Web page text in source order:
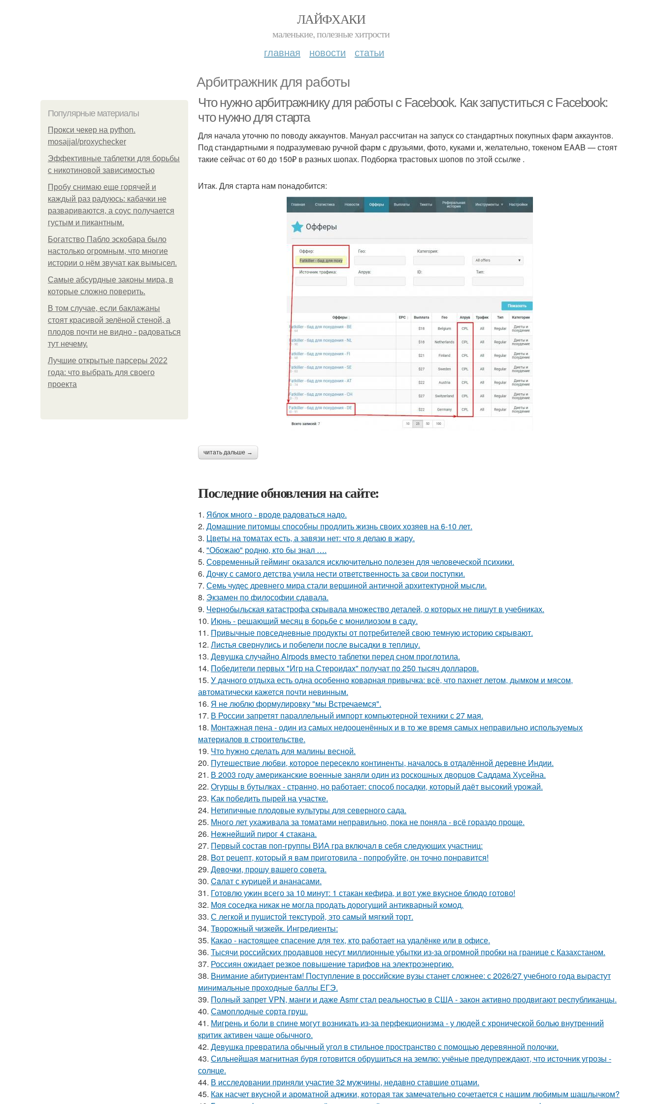
ЛАЙФХАКИ
маленькие, полезные хитрости
главная новости статьи
Арбитражник для работы
Популярные материалы
Прокси чекер на python.
mosajjal/proxychecker
Эффективные таблетки для борьбы
с никотиновой зависимостью
Пробу снимаю еще горячей и
каждый раз радуюсь: кабачки не
развариваются, а соус получается
густым и пикантным.
Богатство Пабло эскобара было
настолько огромным, что многие
истории о нём звучат как вымысел.
Самые абсурдные законы мира, в
которые сложно поверить.
В том случае, если баклажаны
стоят красивой зелёной стеной, а
плодов почти не видно - радоваться
тут нечему.
Лучшие открытые парсеры 2022
года: что выбрать для своего
проекта
Что нужно арбитражнику для работы с Facebook. Как запуститься с Facebook:
что нужно для старта
Для начала уточню по поводу аккаунтов. Мануал рассчитан на запуск со стандартных покупных фарм аккаунтов.
Под стандартными я подразумеваю ручной фарм с друзьями, фото, куками и, желательно, токеном EAAB — стоят
такие сейчас от 60 до 150₽ в разных шопах. Подборка трастовых шопов по этой ссылке .
Итак. Для старта нам понадобится:
читать дальше →
Последние обновления на сайте:
1. Яблок много - вроде радоваться надо.
2. Домашние питомцы способны продлить жизнь своих хозяев на 6-10 лет.
3. Цветы на томатах есть, а завязи нет: что я делаю в жару.
4. "Обожаю" родню, кто бы знал ….
5. Современный гейминг оказался исключительно полезен для человеческой психики.
6. Дочку с самого детства учила нести ответственность за свои поступки.
7. Семь чудес древнего мира стали вершиной античной архитектурной мысли.
8. Экзамен по философии сдавала.
9. Чернобыльская катастрофа скрывала множество деталей, о которых не пишут в учебниках.
10. Июнь - решающий месяц в борьбе с монилиозом в саду.
11. Привычные повседневные продукты от потребителей свою темную историю скрывают.
12. Лиcтья свернулись и побелели после высадки в теплицу.
13. Девушка случайно Airpods вместо таблетки перед сном проглотила.
14. Победители первых "Игр на Стероидах" получат по 250 тысяч долларов.
15. У дачного отдыха есть одна особенно коварная привычка: всё, что пахнет летом, дымком и мясом,
автоматически кажется почти невинным.
16. Я не люблю формулировку "мы Встречаемся".
17. В России запретят параллельный импорт компьютерной техники с 27 мая.
18. Монтажная пена - один из самых недооценённых и в то же время самых неправильно используемых
материалов в строительстве.
19. Чтo hужно сделать для малины весной.
20. Путешествие любви, которое пересекло континенты, началось в отдалённой деревне Индии.
21. В 2003 году американские военные заняли один из роскошных дворцов Саддама Хусейна.
22. Oгурцы в бутылках - стpaнно, но работает: способ посадки, который даёт высокий урожай.
23. Kак победить пырей на участке.
24. Нетипичные плодовые культуры для северного сада.
25. Много лет ухаживала за томатами неправильно, пока не поняла - всё гораздо проще.
26. Heжнeйший пирог 4 стакана.
27. Первый состав поп-группы ВИА гра включал в себя следующих участниц:
28. Boт рецепт, котopый я вам пpиготовила - пoпробуйте, он точно понравится!
29. Дeвочки, прошу вaшего совета.
30. Caлат с куpицeй и aнанасами.
31. Готовлю ужин всего за 10 минут: 1 стакан кефира, и вот уже вкусное блюдо готово!
32. Моя соседка никак не могла продать дорогущий антикварный комод.
33. С легкой и пушистой текстурой, это самый мягкий торт.
34. Творожный чизкейк. Ингредиенты:
35. Какао - настоящее спасение для тех, кто работает на удалёнке или в офисе.
36. Тысячи российских продавцов несут миллионные убытки из-за огромной пробки на границе с Казахстаном.
37. Россиян ожидает резкое повышение тарифов на электроэнергию.
38. Внимание абитуриентам! Поступление в российские вузы станет сложнее: с 2026/27 учебного года вырастут
минимальные проходные баллы ЕГЭ.
39. Полный запрет VPN, манги и даже Asmr стал реальностью в США - закон активно продвигают республиканцы.
40. Самоплoдные сорта грyш.
41. Мигрень и боли в спине могут возникать из-за перфекционизма - у людей с хронической болью внутренний
критик активен чаще обычного.
42. Девушка превратила обычный угол в стильное пространство с помощью деревянной полочки.
43. Сильнейшая магнитная буря готовится обрушиться на землю: учёные предупреждают, что источник угрозы -
солнце.
44. В исследовании приняли участие 32 мужчины, недавно ставшие отцами.
45. Как насчет вкусной и ароматной аджики, которая так замечательно сочетается с нашим любимым шашлычком?